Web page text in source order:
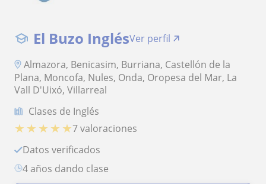
El Buzo InglésVer perfil
Almazora, Benicasim, Burriana, Castellón de la
Plana, Moncofa, Nules, Onda, Oropesa del Mar, La
Vall D'Uixó, Villarreal
Clases de Inglés
★ ★ ★ ★ ★7 valoraciones
Datos verificados
4 años dando clase